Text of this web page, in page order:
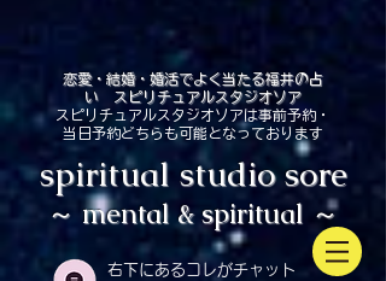
恋愛・結婚・婚活でよく当たる福井の占
い スピリチュアルスタジオソア
スピリチュアルスタジオソアは事前予約・
当日予約どちらも可能となっております
spiritual studio sore
～ mental & spiritual ～
​右下にあるコレがチャット